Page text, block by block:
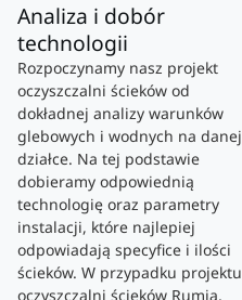
Analiza i dobór
technologii
Rozpoczynamy nasz projekt
oczyszczalni ścieków od
dokładnej analizy warunków
glebowych i wodnych na danej
działce. Na tej podstawie
dobieramy odpowiednią
technologię oraz parametry
instalacji, które najlepiej
odpowiadają specyfice i ilości
ścieków. W przypadku projektu
oczyszczalni ścieków Rumia,